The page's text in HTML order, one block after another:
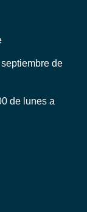
de
de lunes a